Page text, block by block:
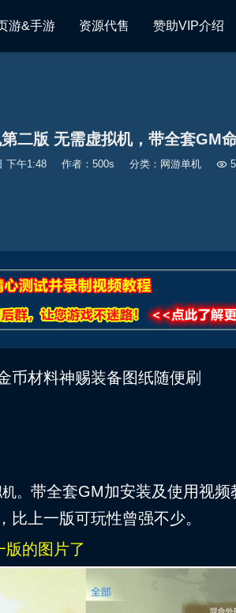
游&手游 资源代售 赞助VIP介绍
二版 无需虚拟机，带全套GM
下午1:48 作者：500s 分类： 网游单机 
币材料神赐装备图纸随便刷
。 带全套GM加安装及使用视频
上一版可玩性曾强不少。
版的图片了